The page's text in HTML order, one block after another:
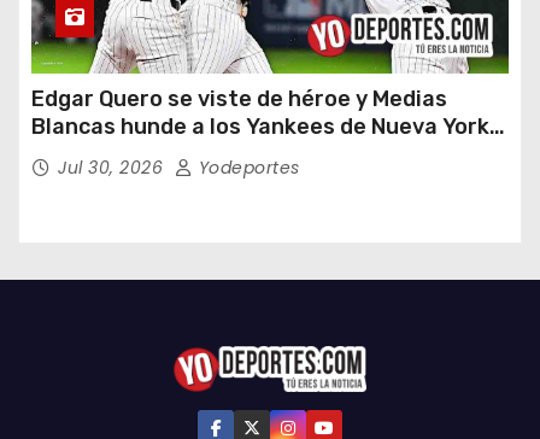
Edgar Quero se viste de héroe y Medias
Blancas hunde a los Yankees de Nueva York
en doce entradas
Jul 30, 2026 Yodeportes